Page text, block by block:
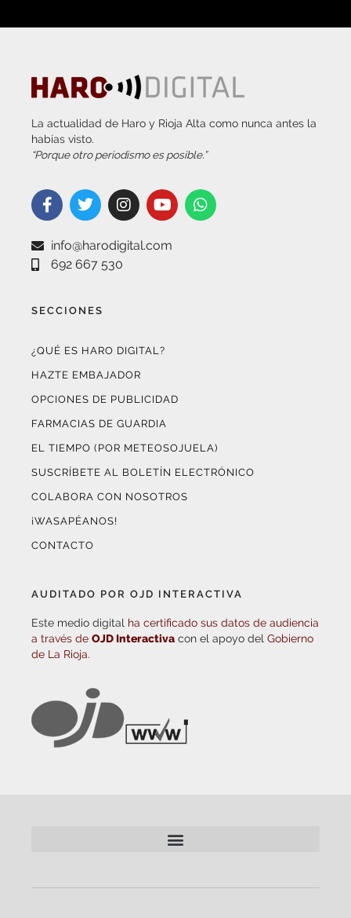
La actualidad de Haro y Rioja Alta como nunca antes la
habías visto.
“Porque otro periodismo es posible.”
info@harodigital.com
692 667 530
SECCIONES
¿QUÉ ES HARO DIGITAL?
HAZTE EMBAJADOR
OPCIONES DE PUBLICIDAD
FARMACIAS DE GUARDIA
EL TIEMPO (POR METEOSOJUELA)
SUSCRÍBETE AL BOLETÍN ELECTRÓNICO
COLABORA CON NOSOTROS
¡WASAPÉANOS!
CONTACTO
AUDITADO POR OJD INTERACTIVA
Este medio digital ha certificado sus datos de audiencia
a través de OJD Interactiva con el apoyo del Gobierno
de La Rioja.